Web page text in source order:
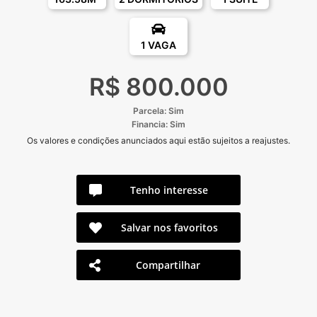
1 VAGA
R$ 800.000
Parcela: Sim
Financia: Sim
Os valores e condições anunciados aqui estão sujeitos a reajustes.
Tenho interesse
Salvar nos favoritos
Compartilhar